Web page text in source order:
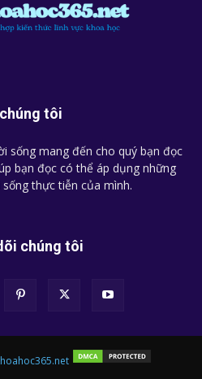
tôi
sống mang đến cho quý bạn đọc
bạn đọc có thể áp dụng những
thực tiễn của mình.
chúng tôi